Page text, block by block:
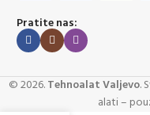
Pratite nas:
©2026.Tehnoalat Valjevo.
alati –